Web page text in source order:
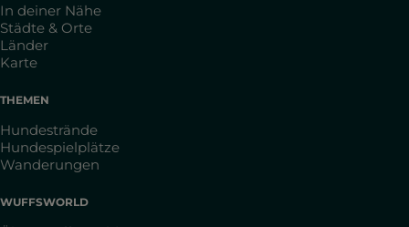
In deiner Nähe
Städte & Orte
Länder
Karte
THEMEN
Hundestrände
Hundespielplätze
Wanderungen
WUFFSWORLD